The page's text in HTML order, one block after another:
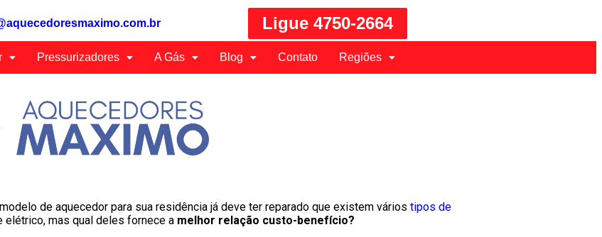
Ligue 4750-2664
Pressurizadores A Gás Blog Contato Regiões
de aquecedor para sua residência já deve ter reparado que existem vários tipos de
mas qual deles fornece a melhor relação custo-benefício?